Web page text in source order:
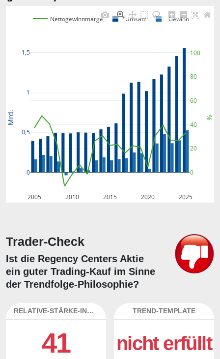
2005 2010 2015 2020 2025
0
0,5
1
1,5
0
20
40
60
80
100
Nettogewinnmarge Umsatz Gewinn
Mrd. %
Trader-Check
Ist die Regency Centers Aktie
ein guter Trading-Kauf im Sinne
der Trendfolge-Philosophie?
RELATIVE-STÄRKE-INDEX
41
TREND-TEMPLATE
nicht erfüllt